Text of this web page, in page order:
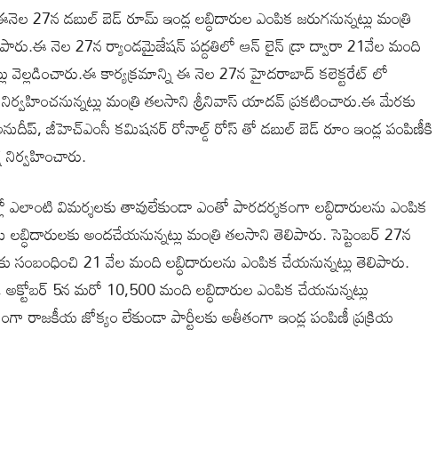
27న డబుల్ బెడ్ రూమ్ ఇండ్ల లబ్ధిదారుల ఎంపిక జరుగనున్నట్లు మంత్రి
నెల 27న ర్యాండమైజేషన్ పద్దతిలో ఆన్ లైన్ డ్రా ద్వారా 21వేల మంది
వెల్లడించారు.ఈ కార్యక్రమాన్ని ఈ నెల 27న హైదరాబాద్ కలెక్టరేట్ లో
మంత్రి తలసాని శ్రీనివాస్ యాదవ్ ప్రకటించారు.ఈ మేరకు
జీహెచ్ఎంసీ కమిషనర్ రోనాల్డ్ రోస్ తో డబుల్ బెడ్ రూం ఇండ్ల పంపిణీకి
నిర్వహించారు.
విమర్శలకు తావులేకుండా ఎంతో పారదర్శకంగా లబ్ధిదారులను ఎంపిక
లబ్ధిదారులకు అందచేయనున్నట్లు మంత్రి తలసాని తెలిపారు. సెప్టెంబర్ 27న
21 వేల మంది లబ్ధిదారులను ఎంపిక చేయనున్నట్లు తెలిపారు.
5న మరో 10,500 మంది లబ్ధిదారుల ఎంపిక చేయనున్నట్లు
రాజకీయ జోక్యం లేకుండా పార్టీలకు అతీతంగా ఇండ్ల పంపిణీ ప్రక్రియ